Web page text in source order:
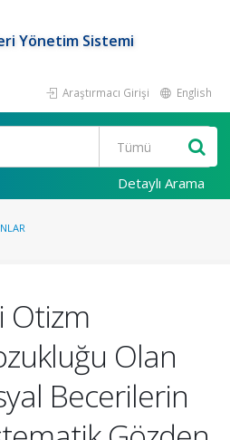
Yönetim Sistemi
Araştırmacı Girişi English
Detaylı Arama
Otizm
Olan
Becerilerin